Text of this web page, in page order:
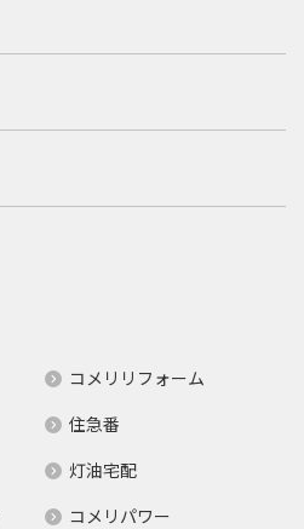
コメリリフォーム
住急番
灯油宅配
コメリパワー